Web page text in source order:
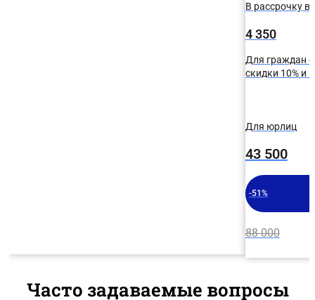
В рассрочку в
4 350
Для граждан
скидки 10% и
Для юрлиц
43 500
-51%
88 000
Часто задаваемые вопросы